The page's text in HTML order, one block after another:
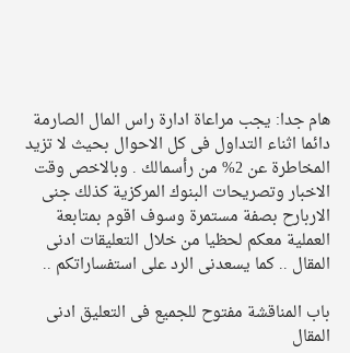
هام جدا: يجب مراعاة ادارة راس المال الصارمة
دائما اثناء التداول فى كل الاحوال بحيث لا تزيد
المخاطرة عن 2% من رأسمالك . وبالاخص وقت
الاخبار وتصريحات البنوك المركزية كذلك جنى
الاربارح بصفة مستمرة وسوف اقوم بمتابعة
العملية معكم لحظيا من خلال التعليقات ادنى
المقال .. كما يسعدنى الرد على استفساراتكم ..
باب المناقشة مفتوح للجميع فى التعليق ادنى
المقال